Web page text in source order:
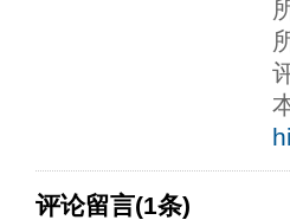
e dfbxyzendtemplate
评论留言(1条)